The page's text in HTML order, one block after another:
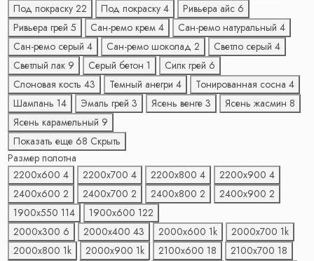
Под покраску 22 Под покраску 4 Ривьера айс 6
Ривьера грей 5 Сан-ремо крем 4 Сан-ремо натуральный 4
Сан-ремо серый 4 Сан-ремо шоколад 2 Светло серый 4
Светлый лак 9 Серый бетон 1 Силк грей 6
Слоновая кость 43 Темный анегри 4 Тонированная сосна 4
Шампань 14 Эмаль грей 3 Ясень венге 3 Ясень жасмин 8
Ясень карамельный 9
Показать еще 68 Скрыть
Размер полотна
2200х600 4 2200х700 4 2200х800 4 2200х900 4
2400х600 2 2400х700 2 2400х800 2 2400х900 2
1900х550 114 1900х600 122
2000х300 6 2000х400 43 2000х600 1k 2000х700 1k
2000х800 1k 2000х900 1k 2100х600 18 2100х700 18